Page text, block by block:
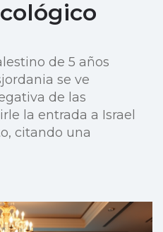
de 5 años
se ve
de las
la entrada a Israel
citando una